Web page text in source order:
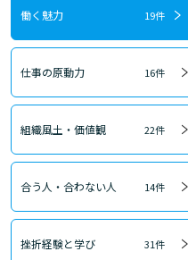
働く魅力 19件
仕事の原動力 16件
組織風土・価値観 22件
合う人・合わない人 14件
挫折経験と学び 31件